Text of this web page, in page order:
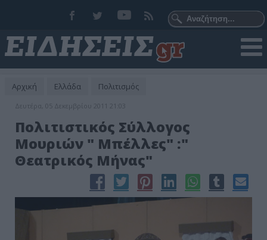
Αρχική Ελλάδα Πολιτισμός
Δευτέρα, 05 Δεκεμβρίου 2011 21:03
Πολιτιστικός Σύλλογος
Μουριών " Μπέλλες" :"
Θεατρικός Μήνας"